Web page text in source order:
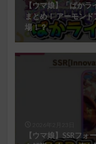
【ウマ娘】「ぱか
まとめ！ アーモン
場！？
【ウマ娘】SSRフ